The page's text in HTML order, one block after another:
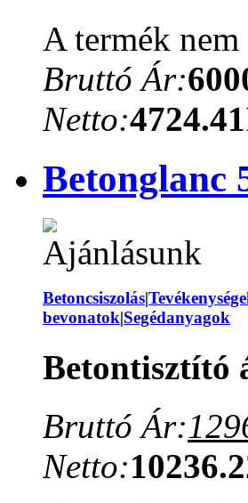
A termék nem
Bruttó Ár:
Netto:4724.41
Betonglanc
Betoncsiszolás|
bevonatok|Segédanyagok
Betontisztító
Bruttó Ár:
Netto: